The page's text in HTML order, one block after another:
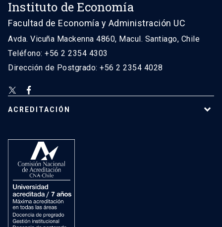
Instituto de Economía
Facultad de Economía y Administración UC
Avda. Vicuña Mackenna 4860, Macul. Santiago, Chile
Teléfono: +56 2 2354 4303
Dirección de Postgrado: +56 2 2354 4028
ACREDITACIÓN